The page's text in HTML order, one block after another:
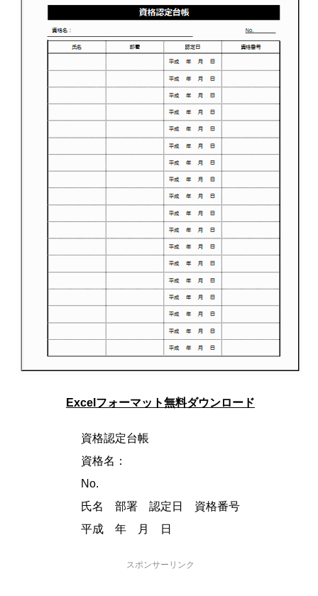
Excelフォーマット無料ダウンロード
資格認定台帳
資格名：
No.
氏名 部署 認定日 資格番号
平成 年 月 日
スポンサーリンク